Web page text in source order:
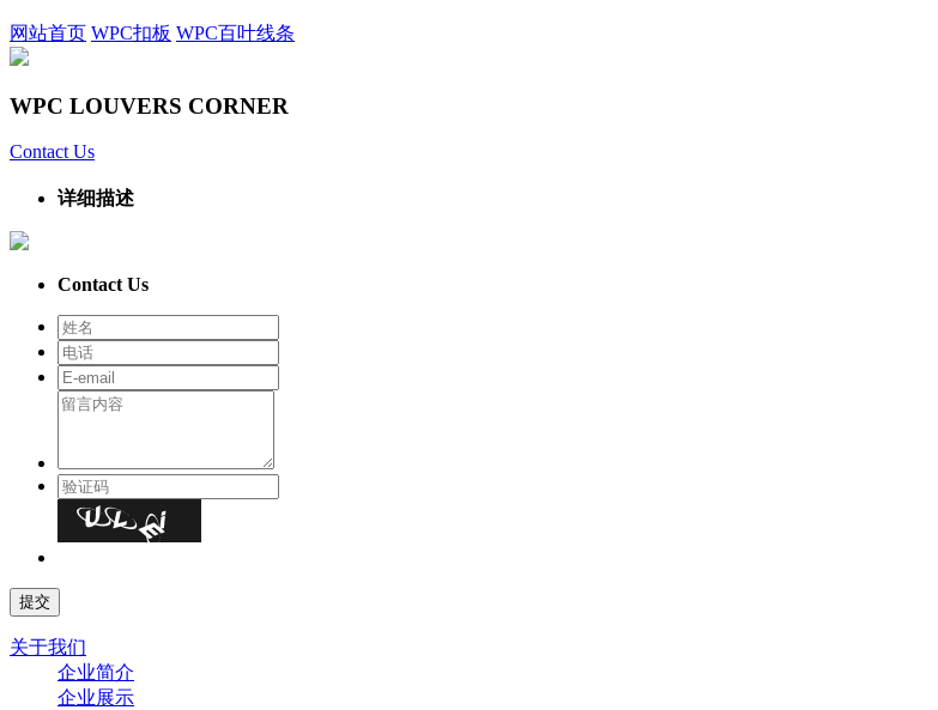
网站首页 WPC扣板 WPC百叶线条
WPC LOUVERS CORNER
Contact Us
详细描述
Contact Us
关于我们
企业简介
企业展示